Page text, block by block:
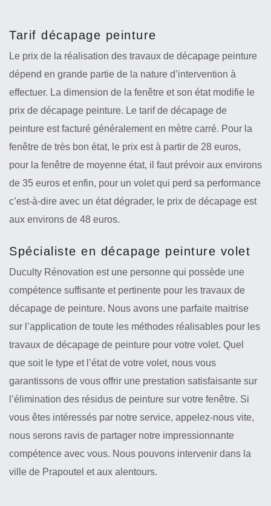
Tarif décapage peinture
Le prix de la réalisation des travaux de décapage peinture
dépend en grande partie de la nature d’intervention à
effectuer. La dimension de la fenêtre et son état modifie le
prix de décapage peinture. Le tarif de décapage de
peinture est facturé généralement en mètre carré. Pour la
fenêtre de très bon état, le prix est à partir de 28 euros,
pour la fenêtre de moyenne état, il faut prévoir aux environs
de 35 euros et enfin, pour un volet qui perd sa performance
c’est-à-dire avec un état dégrader, le prix de décapage est
aux environs de 48 euros.
Spécialiste en décapage peinture volet
Duculty Rénovation est une personne qui possède une
compétence suffisante et pertinente pour les travaux de
décapage de peinture. Nous avons une parfaite maitrise
sur l’application de toute les méthodes réalisables pour les
travaux de décapage de peinture pour votre volet. Quel
que soit le type et l’état de votre volet, nous vous
garantissons de vous offrir une prestation satisfaisante sur
l’élimination des résidus de peinture sur votre fenêtre. Si
vous êtes intéressés par notre service, appelez-nous vite,
nous serons ravis de partager notre impressionnante
compétence avec vous. Nous pouvons intervenir dans la
ville de Prapoutel et aux alentours.